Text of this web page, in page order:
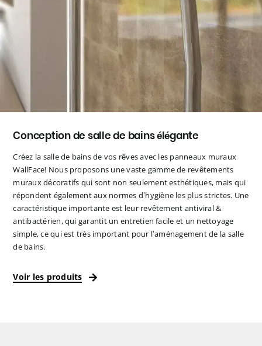
Conception de salle de bains élégante
Créez la salle de bains de vos rêves avec les panneaux muraux
WallFace! Nous proposons une vaste gamme de revêtements
muraux décoratifs qui sont non seulement esthétiques, mais qui
répondent également aux normes d’hygiène les plus strictes. Une
caractéristique importante est leur revêtement antiviral &
antibactérien, qui garantit un entretien facile et un nettoyage
simple, ce qui est très important pour l’aménagement de la salle
de bains.
Voir les produits